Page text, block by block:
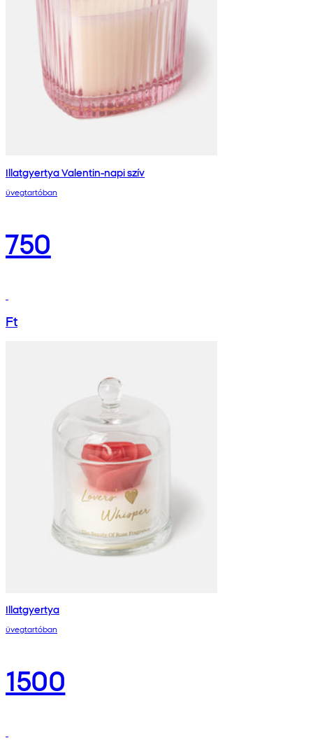
Illatgyertya Valentin-napi szív
üvegtartóban
750
Ft
Illatgyertya
üvegtartóban
1500